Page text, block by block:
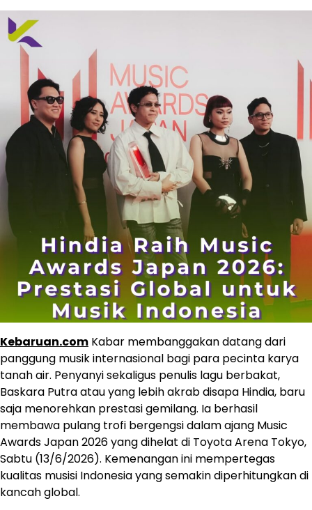
Kebaruan.com Kabar membanggakan datang dari
panggung musik internasional bagi para pecinta karya
tanah air. Penyanyi sekaligus penulis lagu berbakat,
Baskara Putra atau yang lebih akrab disapa Hindia, baru
saja menorehkan prestasi gemilang. Ia berhasil
membawa pulang trofi bergengsi dalam ajang Music
Awards Japan 2026 yang dihelat di Toyota Arena Tokyo,
Sabtu (13/6/2026). Kemenangan ini mempertegas
kualitas musisi Indonesia yang semakin diperhitungkan di
kancah global.